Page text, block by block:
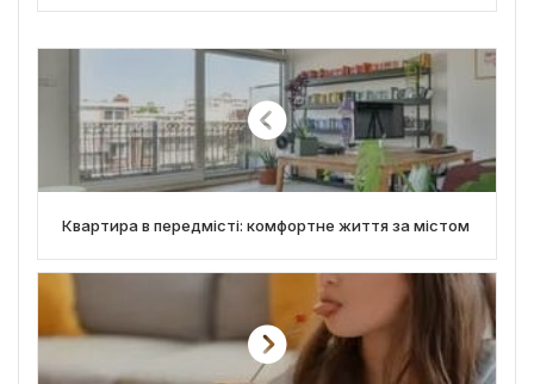
Квартира в передмісті: комфортне життя за містом